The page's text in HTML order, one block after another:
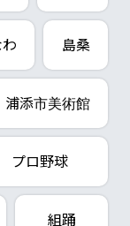
島桑
浦添市美術館
プロ野球
組踊